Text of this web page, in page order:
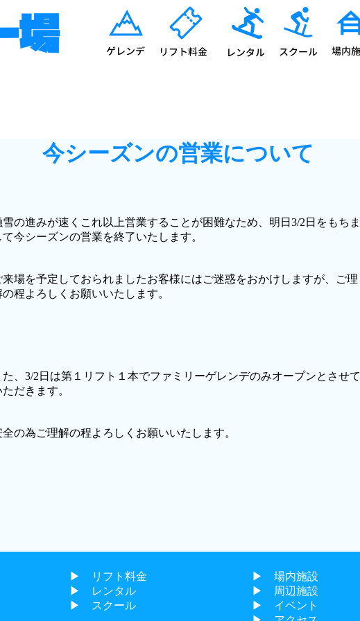
今シーズンの営業について
雪の進みが速くこれ以上営業することが困難なため、明日3/2日をもちま
て今シーズンの営業を終了いたします。
来場を予定しておられましたお客様にはご迷惑をおかけしますが、ご理
の程よろしくお願いいたします。
た、3/2日は第１リフト１本でファミリーゲレンデのみオープンとさせて
ただきます。
全の為ご理解の程よろしくお願いいたします。
▶︎ リフト料金
▶︎ レンタル
▶︎ スクール
▶︎ 場内施設
▶︎ 周辺施設
▶︎ イベント